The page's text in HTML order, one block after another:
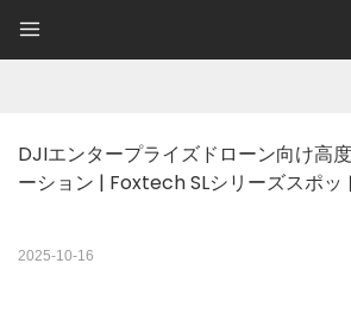
DJIエンタープライズドローン向け高
ーション | Foxtech SLシリーズスポッ
2025-10-16